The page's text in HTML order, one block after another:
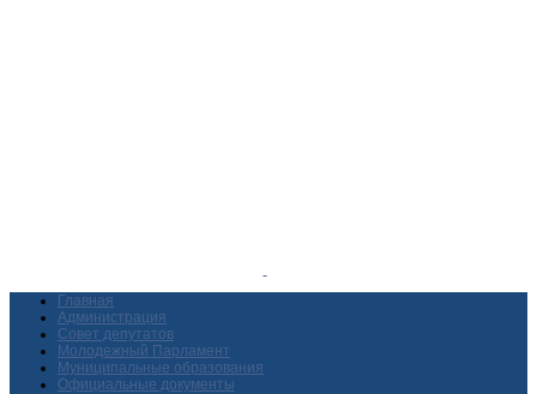
Главная
Администрация
Совет депутатов
Молодежный Парламент
Муниципальные образования
Официальные документы